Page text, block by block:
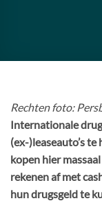
Rechten foto:
Internationale
(ex-)leaseauto’s
kopen hier
rekenen af met
hun drugsgeld te